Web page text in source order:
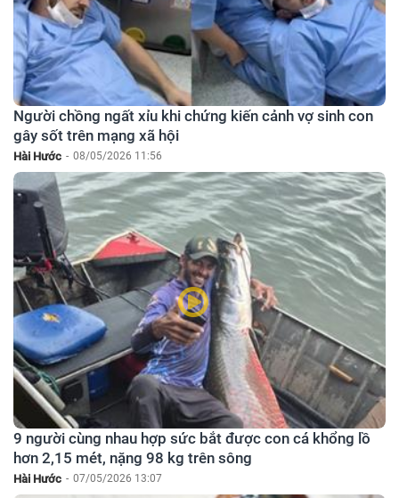
Người chồng ngất xỉu khi chứng kiến cảnh vợ sinh con
gây sốt trên mạng xã hội
Hài Hước - 08/05/2026 11:56
9 người cùng nhau hợp sức bắt được con cá khổng lồ
hơn 2,15 mét, nặng 98 kg trên sông
Hài Hước - 07/05/2026 13:07